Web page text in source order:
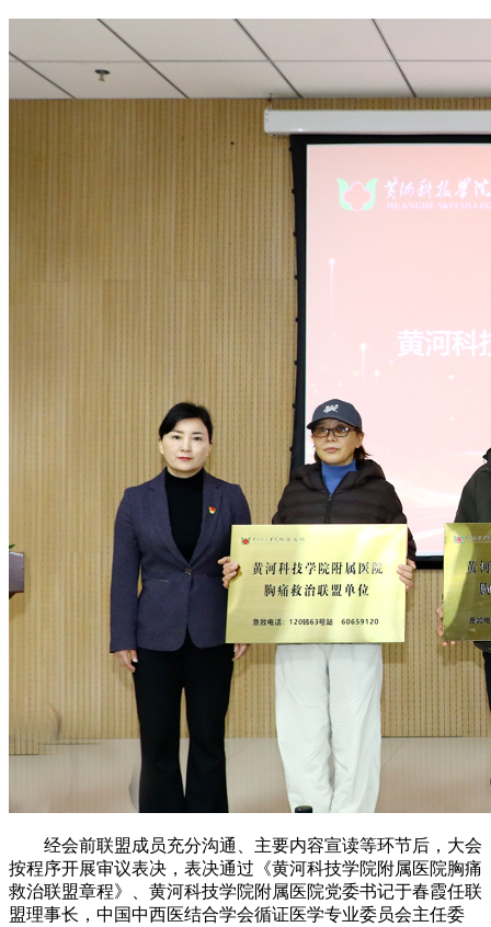
经会前联盟成员充分沟通、主要内容宣读等环节后，大会
按程序开展审议表决，表决通过《黄河科技学院附属医院胸痛
救治联盟章程》、黄河科技学院附属医院党委书记于春霞任联
盟理事长，中国中西医结合学会循证医学专业委员会主任委